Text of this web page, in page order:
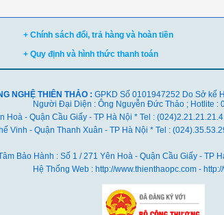
+ Chính sách đổi, trả hàng và hoàn tiền
+ Quy định và hình thức thanh toán
NGHỆ THIÊN THẢO : GPKD Số 0101947252 Do Sở kế
Người Đại Diện : Ông Nguyễn Đức Thảo ; Hotlite :
Hoà - Quận Cầu Giấy - TP Hà Nội * Tel :
Vinh - Quận Thanh Xuân - TP Hà Nội * Tel :
Bảo Hành : Số 1 / 271 Yên Hoà - Quận Cầu Giấy - TP
Hệ Thống Web : http://www.thienthaopc.com -